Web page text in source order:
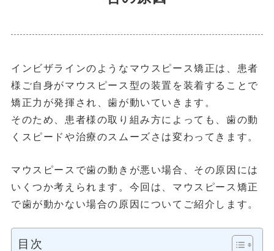
インビザラインのようなマウスピース矯正は、患者
様ご自身がマウスピース型の装置を装着することで
矯正力が発揮され、歯が動いていきます。
そのため、患者様の取り組み方によっても、歯の動
くスピードや治療のスムーズさは変わってきます。
マウスピースで歯の動きが悪い場合、その原因には
いくつか考えられます。今回は、マウスピース矯正
で歯が動かない場合の原因についてご紹介します。
目次